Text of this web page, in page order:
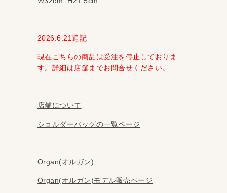
2026.6.21追記
現在こちらの商品は受注を停止しておりま
す。詳細は店舗までお問合せください。
店舗について
ショルダーバッグの一覧ページ
Organ(オルガン)
Organ(オルガン)モデル販売ページ